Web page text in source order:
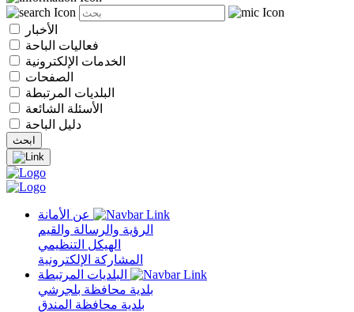
الأخبار
فعاليات الباحة
الخدمات الإلكترونية
الصفحات
البلديات المرتبطة
الأسئلة الشائعة
دليل الباحة
الرؤية والرسالة والقيم
الهيكل التنظيمي
المشاركة الإلكترونية
بلدية محافظة بلجرشي
بلدية محافظة المندق